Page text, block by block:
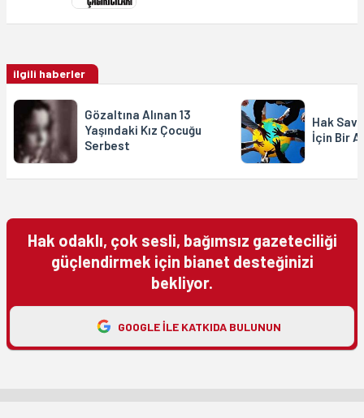
ilgili haberler
Gözaltına Alınan 13
Yaşındaki Kız Çocuğu
Serbest
Hak
İçin Bir
Hak odaklı, çok sesli, bağımsız gazeteciliği
güçlendirmek için bianet desteğinizi
bekliyor.
GOOGLE ILE KATKIDA BULUNUN